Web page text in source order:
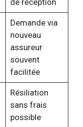
Demande via
nouveau
assureur
souvent
facilitée
Résiliation
sans frais
possible